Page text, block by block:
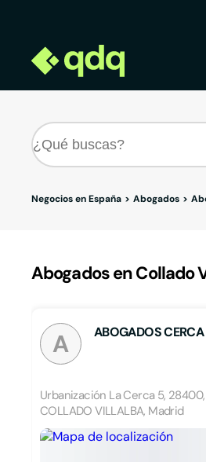
Negocios en España Abogados
Abogados en Collado
A ABOGADOS CERCA
Urbanización La Cerca 5, 28400,
COLLADO VILLALBA, Madrid